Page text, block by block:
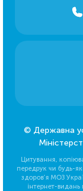
© Державна
Цитування,
передрук чи будь-
здоров’я МОЗ
інтернет-